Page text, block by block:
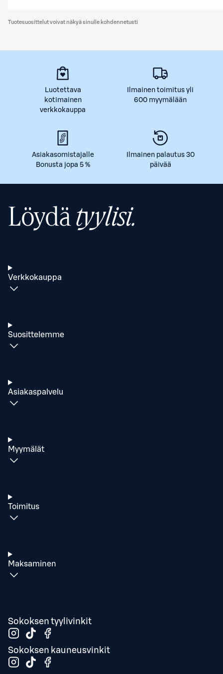
Tuotesuosittelut voivat näkyä sinulle kohdennetusti
Luotettava
kotimainen
verkkokauppa
Ilmainen toimitus yli
600 myymälään
Asiakasomistajalle
Bonusta jopa 5 %
Ilmainen palautus 30
päivää
Löydätyylisi.
Verkkokauppa
Suosittelemme
Asiakaspalvelu
Myymälät
Toimitus
Maksaminen
Sokoksen tyylivinkit
Sokoksen kauneusvinkit